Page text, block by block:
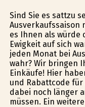
Sind Sie es sattzu
Ausverkaufssaison
es Ihnen als würde
Ewigkeit auf sich
jeden Monat bei
wahr? Wir bringen
Einkäufe! Hier
und Rabattcode
dabei noch länger
müssen. Ein